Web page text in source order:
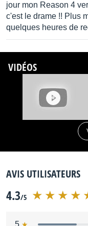
jour mon Reason 4
c'est le drame !! Plus
quelques heures de
VIDÉOS
AVIS UTILISATEURS
4.3/5
5